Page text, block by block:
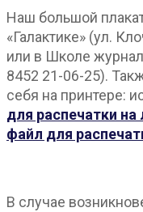
Наш большой
«Галактике» (ул.
или в Школе
8452 21-06-25).
себя на принтере:
для распечатки на
файл для
В случае